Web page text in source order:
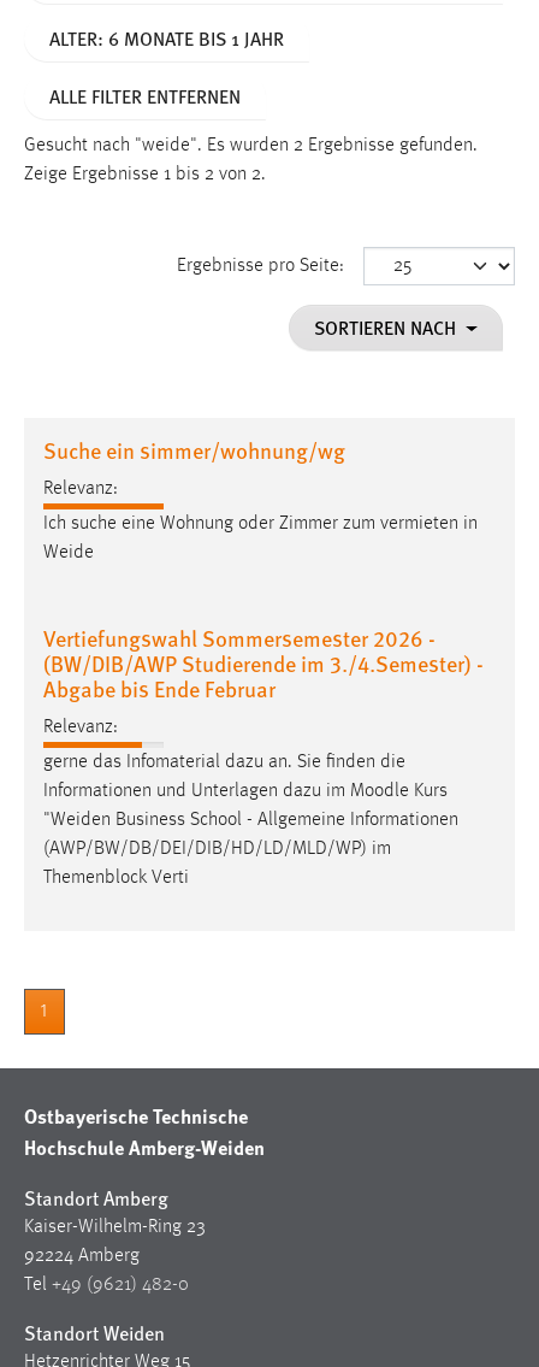
ALTER: 6 MONATE BIS 1 JAHR
ALLE FILTER ENTFERNEN
Gesucht nach "weide". Es wurden 2 Ergebnisse gefunden.
Zeige Ergebnisse 1 bis 2 von 2.
Ergebnisse pro Seite:
SORTIEREN NACH
Suche ein simmer/wohnung/wg
Relevanz:
Ich suche eine Wohnung oder Zimmer zum vermieten in
Weide
Vertiefungswahl Sommersemester 2026 -
(BW/DIB/AWP Studierende im 3./4.Semester) -
Abgabe bis Ende Februar
Relevanz:
gerne das Infomaterial dazu an. Sie finden die
Informationen und Unterlagen dazu im Moodle Kurs
"Weiden Business School - Allgemeine Informationen
(AWP/BW/DB/DEI/DIB/HD/LD/MLD/WP) im
Themenblock Verti
1
Ostbayerische Technische
Hochschule Amberg-Weiden
Standort Amberg
Kaiser-Wilhelm-Ring 23
92224 Amberg
Tel +49 (9621) 482-0
Standort Weiden
Hetzenrichter Weg 15
cookie_consent
Zweck:
Cookie Laufzeit:
staticfilecache
Zweck:
Für performante Seitenauslieferung wird in diesem Cookie
gespeichert, ob man eingeloggt ist.
Name:
site-language-preference
Zweck:
Das Cookie speichert die gewählte Sprache der Website.
Cookie Laufzeit:
Cookie Laufzeit:
MibewSessionID, mibew-chat-frame-style-
Jahre, MIBEW_UserID = 1 Jahr
Login
fe_user, be_user, be_lastLoginProvider